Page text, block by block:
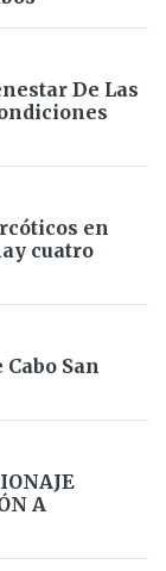
De Las
en
cuatro
San
A